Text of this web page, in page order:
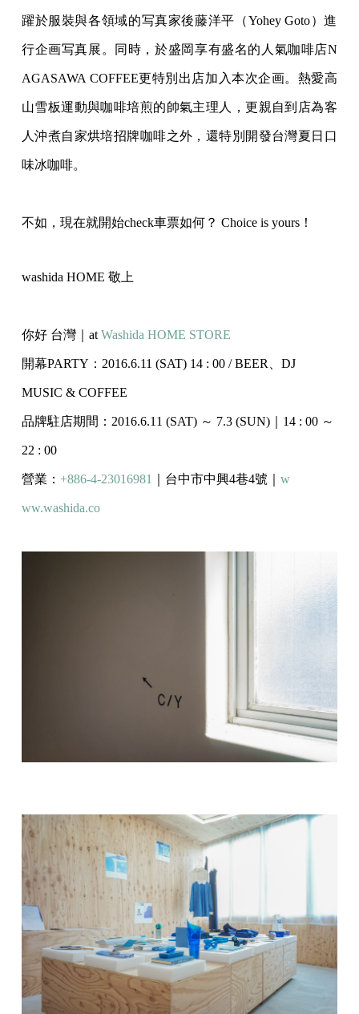
躍於服裝與各領域的写真家後藤洋平（Yohey Goto）進
行企画写真展。同時，於盛岡享有盛名的人氣咖啡店N
AGASAWA COFFEE更特別出店加入本次企画。熱愛高
山雪板運動與咖啡培煎的帥氣主理人，更親自到店為客
人沖煮自家烘培招牌咖啡之外， 還特別開發台灣夏日口
味冰咖啡。
不如，現在就開始check車票如何？ Choice is yours！
washida HOME 敬上
你好 台灣｜at Washida HOME STORE
開幕PARTY：2016.6.11 (SAT) 14 : 00 / BEER、DJ
MUSIC & COFFEE
品牌駐店期間：2016.6.11 (SAT) ～ 7.3 (SUN)｜14 : 00 ～
22 : 00
營業： +886-4-23016981 ｜台中市中興4巷4號｜ w
ww.washida.co